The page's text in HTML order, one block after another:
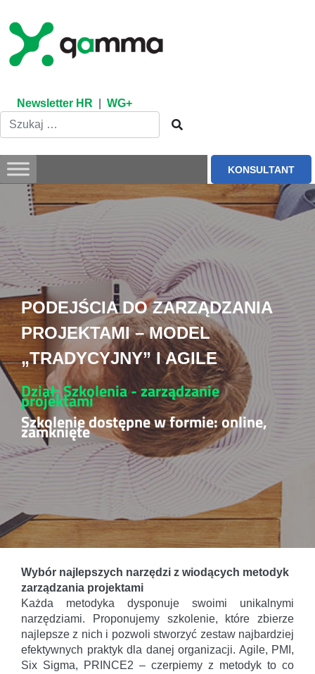
content
Newsletter HR WG+
KONSULTANT
PODEJŚCIA DO ZARZĄDZANIA
PROJEKTAMI – MODEL
„TRADYCYJNY” I AGILE
Dział: Szkolenia - zarządzanie
projektami
Szkolenie dostępne w formie: online,
zamknięte
Wybór najlepszych narzędzi z wiodących metodyk
zarządzania projektami
Każda metodyka dysponuje swoimi unikalnymi
narzędziami. Proponujemy szkolenie, które zbierze
najlepsze z nich i pozwoli stworzyć zestaw najbardziej
efektywnych praktyk dla danej organizacji. Agile, PMI,
Six Sigma, PRINCE2 – czerpiemy z metodyk to co